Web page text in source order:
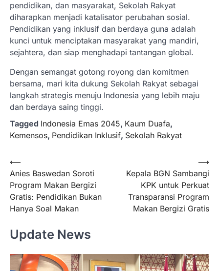
pendidikan, dan masyarakat, Sekolah Rakyat
diharapkan menjadi katalisator perubahan sosial.
Pendidikan yang inklusif dan berdaya guna adalah
kunci untuk menciptakan masyarakat yang mandiri,
sejahtera, dan siap menghadapi tantangan global.
Dengan semangat gotong royong dan komitmen
bersama, mari kita dukung Sekolah Rakyat sebagai
langkah strategis menuju Indonesia yang lebih maju
dan berdaya saing tinggi.
Tagged Indonesia Emas 2045, Kaum Duafa,
Kemensos, Pendidikan Inklusif, Sekolah Rakyat
Navigasi
pos
⟵
Anies Baswedan Soroti
Program Makan Bergizi
Gratis: Pendidikan Bukan
Hanya Soal Makan
Kepala BGN Sambangi
KPK untuk Perkuat
Transparansi Program
Makan Bergizi Gratis
⟶
Update News